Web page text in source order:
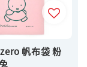
帆布袋 粉